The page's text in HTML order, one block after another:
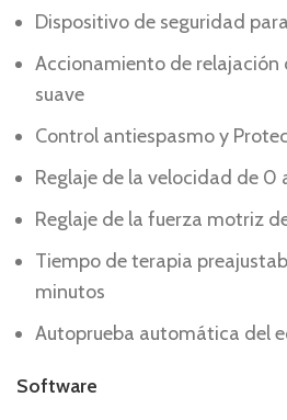
Dispositivo de seguridad
Accionamiento de relajación
suave
Control antiespasmo y
Reglaje de la velocidad de 0
Reglaje de la fuerza motriz
Tiempo de terapia
minutos
Autoprueba automática del
Software